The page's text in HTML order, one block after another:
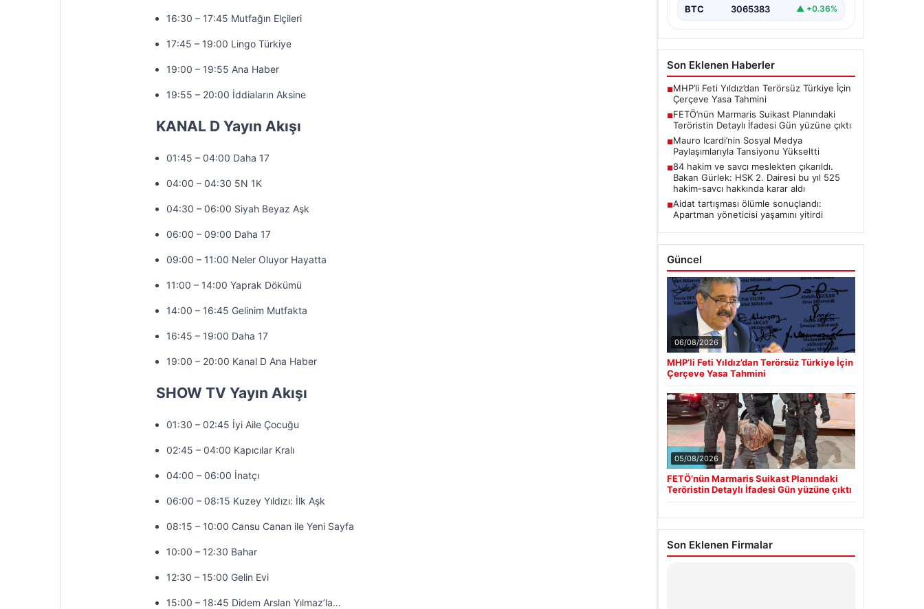
16:30 – 17:45 Mutfağın Elçileri
17:45 – 19:00 Lingo Türkiye
19:00 – 19:55 Ana Haber
19:55 – 20:00 İddiaların Aksine
KANAL D Yayın Akışı
01:45 – 04:00 Daha 17
04:00 – 04:30 5N 1K
04:30 – 06:00 Siyah Beyaz Aşk
06:00 – 09:00 Daha 17
09:00 – 11:00 Neler Oluyor Hayatta
11:00 – 14:00 Yaprak Dökümü
14:00 – 16:45 Gelinim Mutfakta
16:45 – 19:00 Daha 17
19:00 – 20:00 Kanal D Ana Haber
SHOW TV Yayın Akışı
01:30 – 02:45 İyi Aile Çocuğu
02:45 – 04:00 Kapıcılar Kralı
04:00 – 06:00 İnatçı
06:00 – 08:15 Kuzey Yıldızı: İlk Aşk
08:15 – 10:00 Cansu Canan ile Yeni Sayfa
10:00 – 12:30 Bahar
12:30 – 15:00 Gelin Evi
15:00 – 18:45 Didem Arslan Yılmaz’la…
BTC 3065383 ▲ +0.36%
Son Eklenen Haberler
■MHP’li Feti Yıldız’dan Terörsüz Türkiye İçin
Çerçeve Yasa Tahmini
■FETÖ’nün Marmaris Suikast Planındaki
Teröristin Detaylı İfadesi Gün yüzüne çıktı
■Mauro Icardi’nin Sosyal Medya
Paylaşımlarıyla Tansiyonu Yükseltti
■84 hakim ve savcı meslekten çıkarıldı.
Bakan Gürlek: HSK 2. Dairesi bu yıl 525
hakim-savcı hakkında karar aldı
■Aidat tartışması ölümle sonuçlandı:
Apartman yöneticisi yaşamını yitirdi
Güncel
06/08/2026
MHP’li Feti Yıldız’dan Terörsüz Türkiye İçin
Çerçeve Yasa Tahmini
05/08/2026
FETÖ’nün Marmaris Suikast Planındaki
Teröristin Detaylı İfadesi Gün yüzüne çıktı
Son Eklenen Firmalar